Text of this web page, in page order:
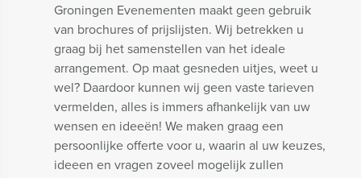
Groningen Evenementen maakt geen gebruik
van brochures of prijslijsten. Wij betrekken u
graag bij het samenstellen van het ideale
arrangement. Op maat gesneden uitjes, weet u
wel? Daardoor kunnen wij geen vaste tarieven
vermelden, alles is immers afhankelijk van uw
wensen en ideeën! We maken graag een
persoonlijke offerte voor u, waarin al uw keuzes,
ideeen en vragen zoveel mogelijk zullen